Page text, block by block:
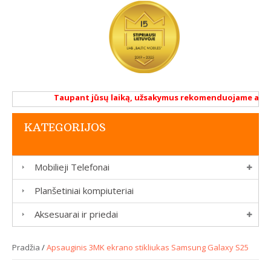
Taupant jūsų laiką, užsakymus rekomenduojame
KATEGORIJOS
Mobilieji Telefonai
Planšetiniai kompiuteriai
Aksesuarai ir priedai
Pradžia /Apsauginis 3MK ekrano stikliukas Samsung Galaxy S25